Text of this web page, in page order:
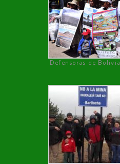
Defensoras de Bolivia